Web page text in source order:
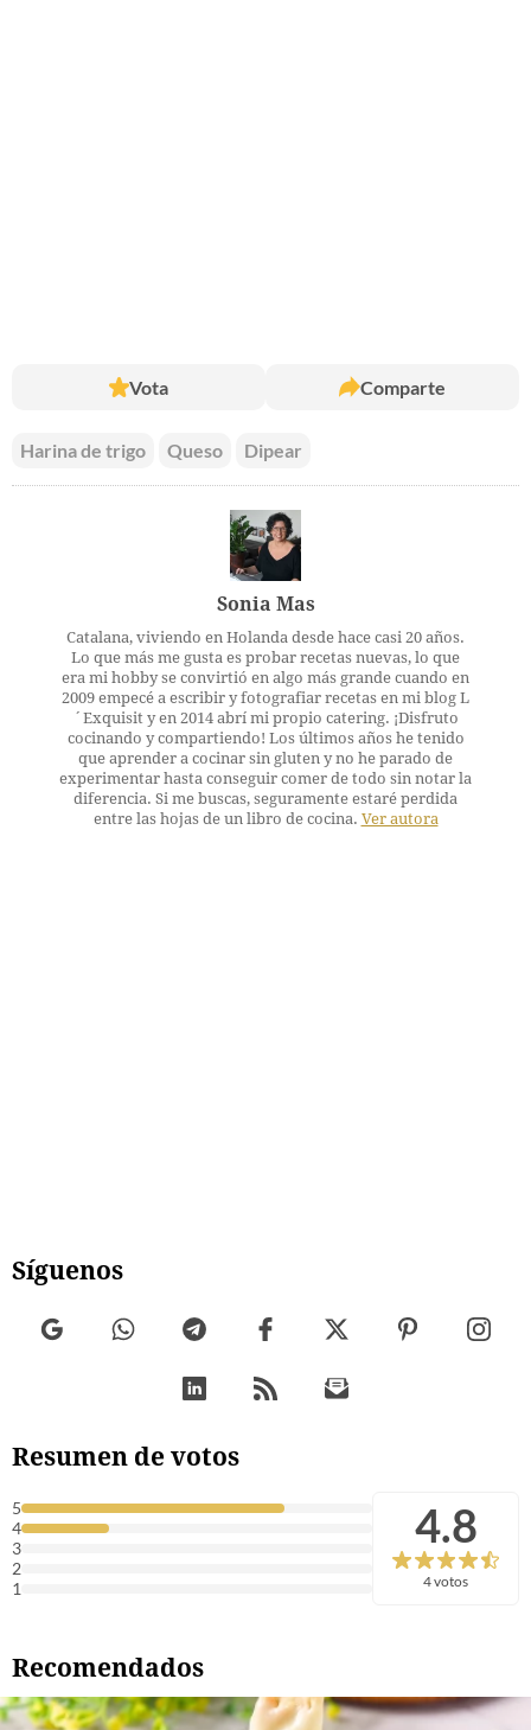
Vota Comparte
Harina de trigo Queso Dipear
Sonia Mas
Catalana, viviendo en Holanda desde hace casi 20 años.
Lo que más me gusta es probar recetas nuevas, lo que
era mi hobby se convirtió en algo más grande cuando en
2009 empecé a escribir y fotografiar recetas en mi blog L
´Exquisit y en 2014 abrí mi propio catering. ¡Disfruto
cocinando y compartiendo! Los últimos años he tenido
que aprender a cocinar sin gluten y no he parado de
experimentar hasta conseguir comer de todo sin notar la
diferencia. Si me buscas, seguramente estaré perdida
entre las hojas de un libro de cocina. Ver autora
Síguenos
Resumen de votos
5
4
3
2
1
4.8
4 votos
Recomendados